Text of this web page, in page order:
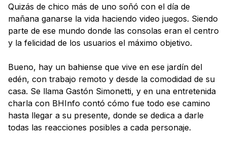
Quizás de chico más de uno soñó con el día de
mañana ganarse la vida haciendo video juegos. Siendo
parte de ese mundo donde las consolas eran el centro
y la felicidad de los usuarios el máximo objetivo.
Bueno, hay un bahiense que vive en ese jardín del
edén, con trabajo remoto y desde la comodidad de su
casa. Se llama Gastón Simonetti, y en una entretenida
charla con BHInfo contó cómo fue todo ese camino
hasta llegar a su presente, donde se dedica a darle
todas las reacciones posibles a cada personaje.